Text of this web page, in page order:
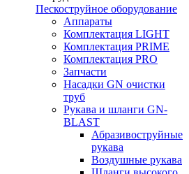
Пескоструйное оборудование
Аппараты
Комплектация LIGHT
Комплектация PRIME
Комплектация PRO
Запчасти
Насадки GN очистки
труб
Рукава и шланги GN-
BLAST
Абразивоструйные
рукава
Воздушные рукава